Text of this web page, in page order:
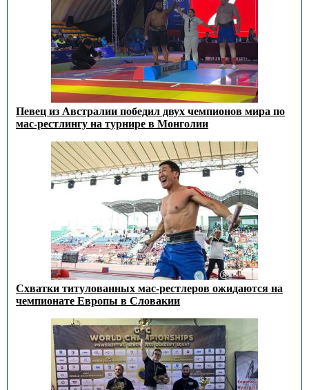
Певец из Австралии победил двух чемпионов мира по
мас-рестлингу на турнире в Монголии
Схватки титулованных мас-рестлеров ожидаются на
чемпионате Европы в Словакии